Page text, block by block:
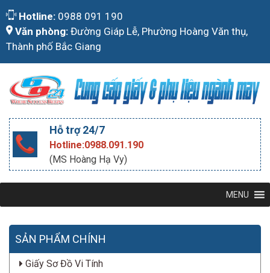
content
Hotline: 0988 091 190
Văn phòng: Đường Giáp Lễ, Phường Hoàng Văn thụ,
Thành phố Bắc Giang
Hỗ trợ 24/7
Hotline:0988.091.190
(MS Hoàng Hạ Vy)
MENU
SẢN PHẨM CHÍNH
Giấy Sơ Đồ Vi Tính